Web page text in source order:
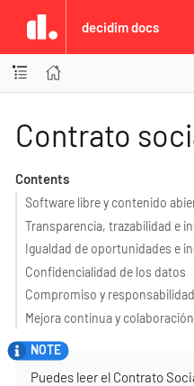
decidim docs
Contrato
Contents
Software libre y contenido
Transparencia, trazabilidad e
Igualdad de oportunidades e
Confidencialidad de los datos
Compromiso y responsabilidad
Mejora continua y
Puedes leer el Contrato